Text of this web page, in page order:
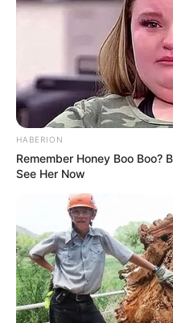
HABERION
Remember Honey Boo Boo?
See Her Now